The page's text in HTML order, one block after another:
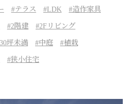
テラス LDK 造作家具
2階建 2Fリビング
坪未満 中庭 植栽
狭小住宅